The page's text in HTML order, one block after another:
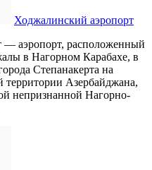
Ходжалинский аэропорт
— аэропорт, расположенный
в Нагорном Карабахе, в
Степанакерта на
Азербайджана,
непризнанной Нагорно-